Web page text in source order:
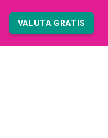
VALUTA GRATIS